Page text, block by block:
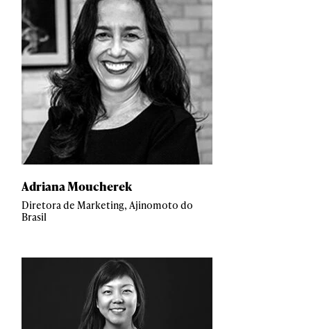
Adriana Moucherek
Diretora de Marketing, Ajinomoto do
Brasil